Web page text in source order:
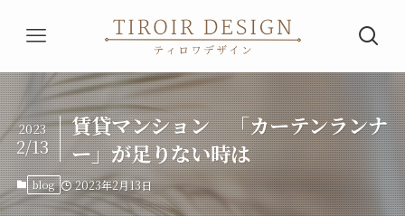
賃貸マンション 「カーテンランナ
ー」が足りない時は
2023
2/13
blog 2023年2月13日